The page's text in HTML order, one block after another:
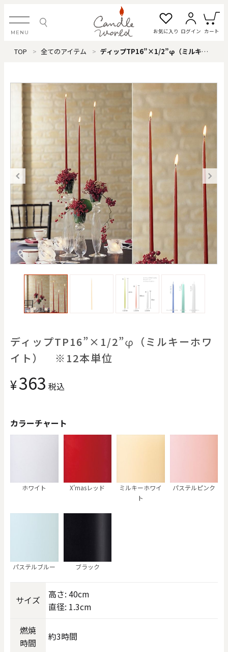
MENU お気に入り ログイン カート
ログイン・新規会員登録
お気に入り一覧 カートを見る
すべてのアイテム
カテゴリから探す
#タグから探す
価格で探す
20000
クリア OK
色で探す
お買い物ガイド 企業情報 お知らせ お問い合わせ
TOP 全てのアイテム ディップTP16”×1/2”φ（ミルキーホワイト） ※12本単位
ディップTP16”×1/2”φ（ミルキーホワ
イト） ※12本単位
¥363 税込
カラーチャート
ホワイト X'masレッド
ミルキーホワイ
ト
パステルピンク
パステルブルー ブラック
サイズ
高さ: 40cm
直径: 1.3cm
燃焼
時間
約3時間